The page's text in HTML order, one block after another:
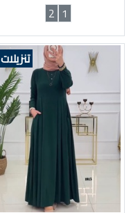
1
2
تنزيلات